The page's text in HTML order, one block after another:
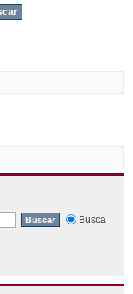
Busca